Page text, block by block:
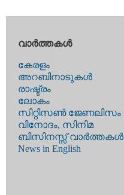
വാര്‍ത്തകള്‍
കേരളം
അറബിനാടുകള്‍
രാഷ്ട്രം
ലോകം
സിറ്റിസണ്‍ ജേണലിസം
വിനോദം, സിനിമ
ബിസിനസ്സ് വാര്‍ത്തകള്‍
News in English